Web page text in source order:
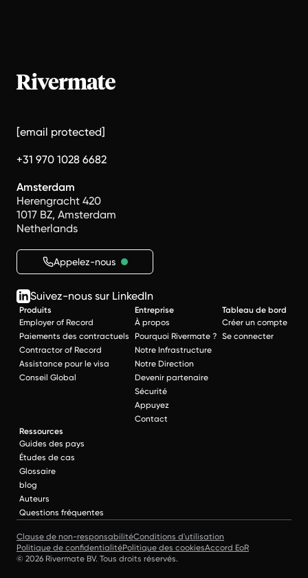
[email protected]
+31 970 1028 6682
Amsterdam
Herengracht 420
1017 BZ, Amsterdam
Netherlands
Appelez-nous
Suivez-nous sur LinkedIn
Produits
Employer of Record
Paiements des contractuels
Contractor of Record
Assistance pour le visa
Conseil Global
Entreprise
À propos
Pourquoi Rivermate ?
Notre Infrastructure
Notre Direction
Devenir partenaire
Sécurité
Appuyez
Contact
Tableau de bord
Créer un compte
Se connecter
Ressources
Guides des pays
Études de cas
Glossaire
blog
Auteurs
Questions fréquentes
Clause de non-responsabilitéConditions d'utilisation
Politique de confidentialitéPolitique des cookiesAccord EoR
© 2026 Rivermate BV. Tous droits réservés.